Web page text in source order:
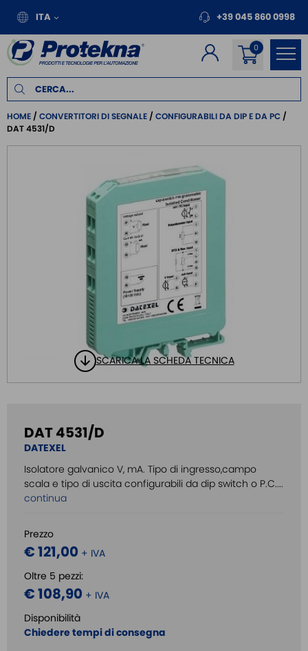
ITA +39 045 860 0998
HOME CONVERTITORI DI SEGNALE
CONFIGURABILI DA DIP E DA PC
DAT 4531/D
SCARICA LA SCHEDA TECNICA
DAT 4531/D
DATEXEL
Isolatore galvanico V, mA. Tipo di ingresso,campo
scala e tipo di uscita configurabili da dip switch o P.C....
continua
Prezzo
€ 121,00 + IVA
Oltre 5 pezzi:
€ 108,90 + IVA
Disponibilità
Chiedere tempi di consegna